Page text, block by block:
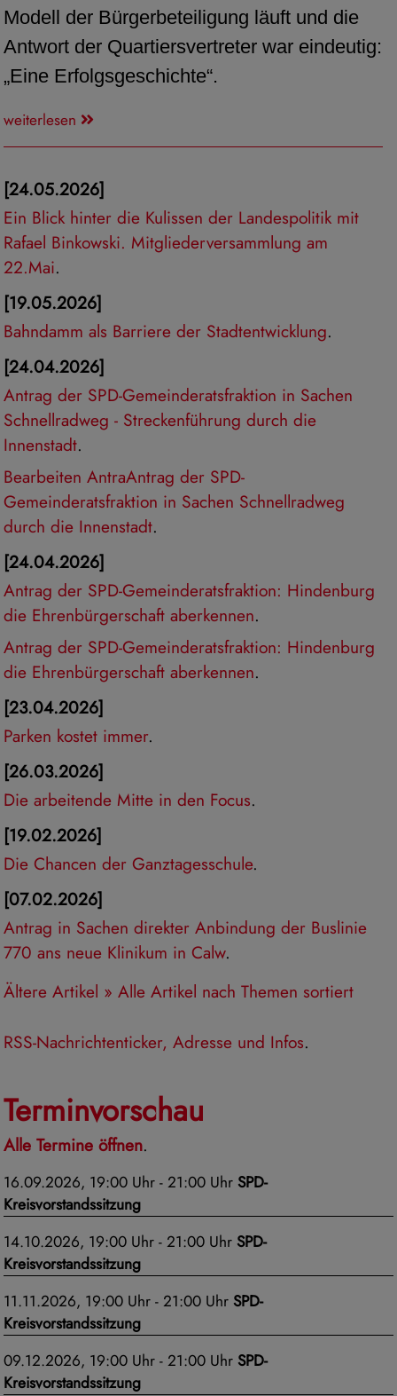
Modell der Bürgerbeteiligung läuft und die
Antwort der Quartiersvertreter war eindeutig:
„Eine Erfolgsgeschichte“.
weiterlesen
[24.05.2026]
Ein Blick hinter die Kulissen der Landespolitik mit
Rafael Binkowski. Mitgliederversammlung am
22.Mai.
[19.05.2026]
Bahndamm als Barriere der Stadtentwicklung.
[24.04.2026]
Antrag der SPD-Gemeinderatsfraktion in Sachen
Schnellradweg - Streckenführung durch die
Innenstadt.
Bearbeiten AntraAntrag der SPD-
Gemeinderatsfraktion in Sachen Schnellradweg
durch die Innenstadt.
[24.04.2026]
Antrag der SPD-Gemeinderatsfraktion: Hindenburg
die Ehrenbürgerschaft aberkennen.
Antrag der SPD-Gemeinderatsfraktion: Hindenburg
die Ehrenbürgerschaft aberkennen.
[23.04.2026]
Parken kostet immer.
[26.03.2026]
Die arbeitende Mitte in den Focus.
[19.02.2026]
Die Chancen der Ganztagesschule.
[07.02.2026]
Antrag in Sachen direkter Anbindung der Buslinie
770 ans neue Klinikum in Calw.
Ältere Artikel » Alle Artikel nach Themen sortiert
RSS-Nachrichtenticker, Adresse und Infos.
Terminvorschau
Alle Termine öffnen.
16.09.2026, 19:00 Uhr - 21:00 Uhr SPD-
Kreisvorstandssitzung
14.10.2026, 19:00 Uhr - 21:00 Uhr SPD-
Kreisvorstandssitzung
11.11.2026, 19:00 Uhr - 21:00 Uhr SPD-
Kreisvorstandssitzung
09.12.2026, 19:00 Uhr - 21:00 Uhr SPD-
Kreisvorstandssitzung